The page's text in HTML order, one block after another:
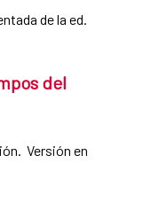
de la ed.
del
Versión en